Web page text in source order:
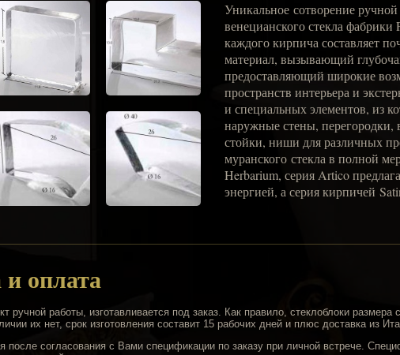
Уникальное сотворение
венецианского стекла
каждого кирпича составляет
материал, вызывающий
предоставляющий широкие
пространств интерьера и
и специальных элементов, из
наружные стены, перегородки,
стойки, ниши для различных
муранского стекла в полной
Herbarium, серия Artico
энергией, а серия кирпичей
оплата
ручной работы, изготавливается под заказ. Как правило, стеклоблоки
их нет, срок изготовления составит 15 рабочих дней и плюс доставка из
после согласования с Вами спецификации по заказу при личной встрече.